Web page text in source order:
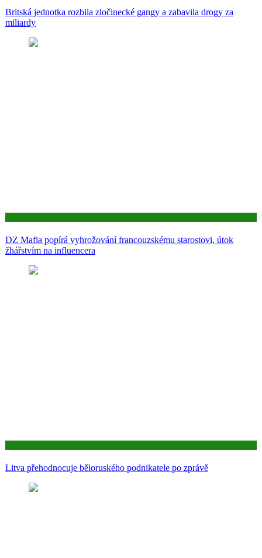
Britská jednotka rozbila zločinecké gangy a zabavila drogy za
miliardy
DZ Mafia popírá vyhrožování francouzskému starostovi, útok
žhářstvím na influencera
Litva přehodnocuje běloruského podnikatele po zprávě